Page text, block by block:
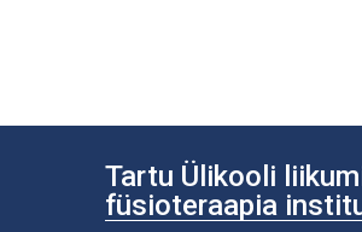
Tartu Ülikooli
füsioteraapia